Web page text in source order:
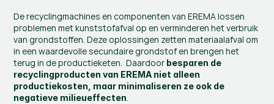
De recyclingmachines en componenten van EREMA lossen
problemen met kunststofafval op en verminderen het verbruik
van grondstoffen. Deze oplossingen zetten materiaalafval om
in een waardevolle secundaire grondstof en brengen het
terug in de productieketen.  Daardoor besparen de
recyclingproducten van EREMA niet alleen
productiekosten, maar minimaliseren ze ook de
negatieve milieueffecten.